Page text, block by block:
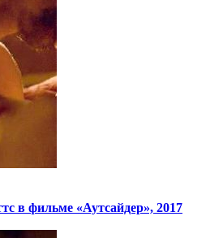
в фильме «Аутсайдер», 2017